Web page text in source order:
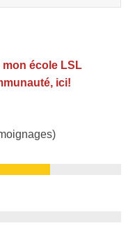
école LSL
ici!